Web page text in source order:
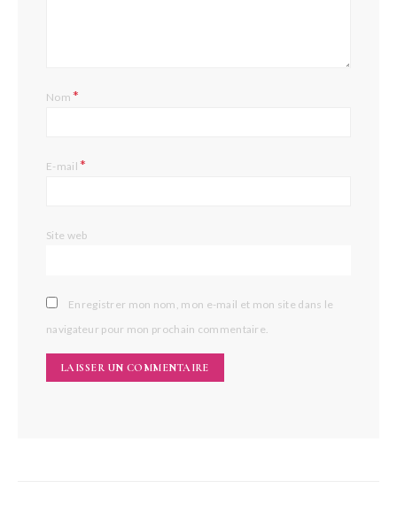
Nom*
E-mail*
Site web
Enregistrer mon nom, mon e-mail et mon site dans le
navigateur pour mon prochain commentaire.